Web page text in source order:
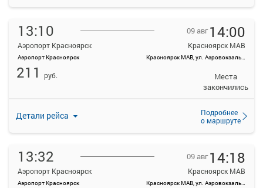
13:10
Аэропорт Красноярск
Аэропорт Красноярск
09 авг 14:00
Красноярск МАВ
Красноярск МАВ, ул. Аэровокзальная, д. 22
Детали рейса
Подробнее
о маршруте
211 руб.
Места
закончились
13:32
Аэропорт Красноярск
Аэропорт Красноярск
09 авг 14:18
Красноярск МАВ
Красноярск МАВ, ул. Аэровокзальная, д. 22